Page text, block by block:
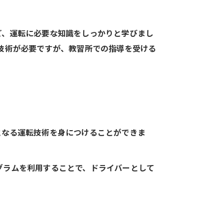
運転に必要な知識をしっかりと学びまし
が必要ですが、教習所での指導を受ける
る運転技術を身につけることができま
ムを利用することで、ドライバーとして